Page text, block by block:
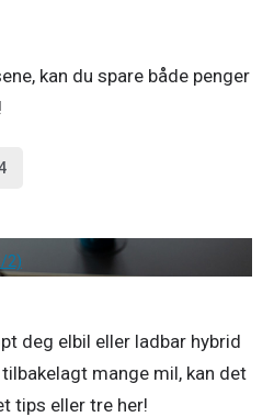
kan du spare både penger
2)
deg elbil eller ladbar hybrid
mange mil, kan det
tips eller tre her!